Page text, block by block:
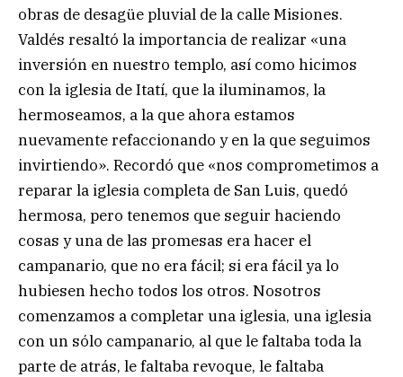
obras de desagüe pluvial de la calle Misiones.
Valdés resaltó la importancia de realizar «una
inversión en nuestro templo, así como hicimos
con la iglesia de Itatí, que la iluminamos, la
hermoseamos, a la que ahora estamos
nuevamente refaccionando y en la que seguimos
invirtiendo». Recordó que «nos comprometimos a
reparar la iglesia completa de San Luis, quedó
hermosa, pero tenemos que seguir haciendo
cosas y una de las promesas era hacer el
campanario, que no era fácil; si era fácil ya lo
hubiesen hecho todos los otros. Nosotros
comenzamos a completar una iglesia, una iglesia
con un sólo campanario, al que le faltaba toda la
parte de atrás, le faltaba revoque, le faltaba